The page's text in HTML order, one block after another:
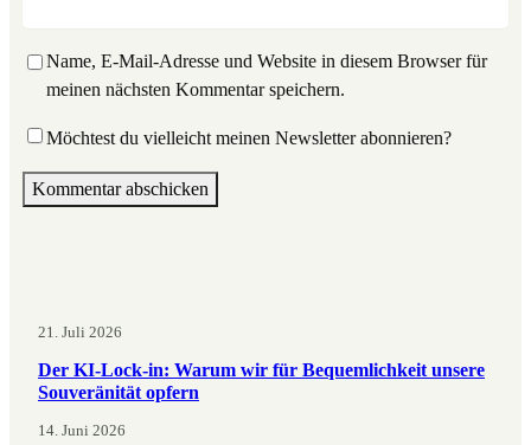
Name, E-Mail-Adresse und Website in diesem Browser für
meinen nächsten Kommentar speichern.
Möchtest du vielleicht meinen Newsletter abonnieren?
21. Juli 2026
Der KI-Lock-in: Warum wir für Bequemlichkeit unsere
Souveränität opfern
14. Juni 2026